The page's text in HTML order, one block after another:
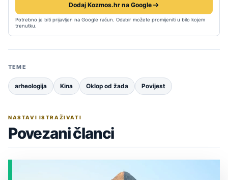
Dodaj Kozmos.hr na Google
Potrebno je biti prijavljen na Google račun. Odabir možete promijeniti u bilo kojem
trenutku.
TEME
arheologija Kina Oklop od žada Povijest
NASTAVI ISTRAŽIVATI
Povezani članci